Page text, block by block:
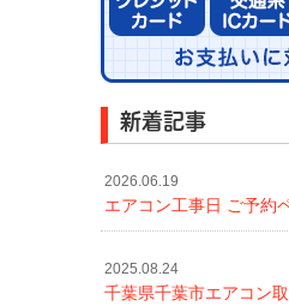
新着記事
2026.06.19
エアコン工事日 ご予約
2025.08.24
千葉県千葉市エアコン